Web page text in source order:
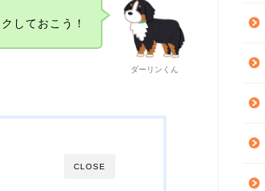
ダーリンくん
しておこう！
CLOSE